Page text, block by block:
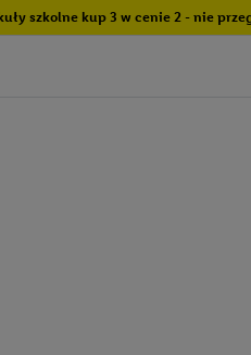
szkolne kup 3 w cenie 2 - nie